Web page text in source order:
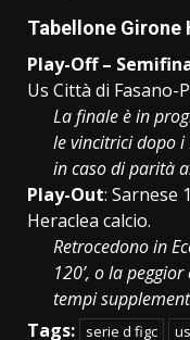
Tabellone Girone
Play-Off –
Us Città di Fasano-
La finale è in
le vincitrici dopo i
in caso di parità
Play-Out: Sarnese
Heraclea calcio.
Retrocedono in
120’, o la
tempi
Tags:
serie d figc